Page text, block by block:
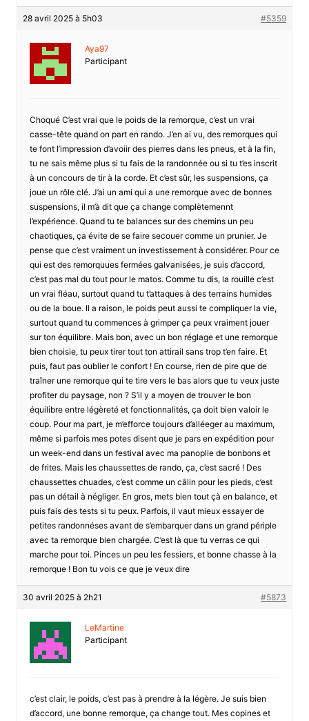
28 avril 2025 à 5h03 #5359
Aya97
Participant
Choqué C’est vrai que le poids de la remorque, c’est un vrai
casse-tête quand on part en rando. J’en ai vu, des remorques qui
te font l’impression d’avoiir des pierres dans les pneus, et à la fin,
tu ne sais même plus si tu fais de la randonnée ou si tu t’es inscrit
à un concours de tir à la corde. Et c’est sûr, les suspensions, ça
joue un rôle clé. J’ai un ami qui a une remorque avec de bonnes
suspensions, il m’à dit que ça change complètemennt
l’expérience. Quand tu te balances sur des chemins un peu
chaotiques, ça évite de se faire secouer comme un prunier. Je
pense que c’est vraiment un investissement à considérer. Pour ce
qui est des remorquues fermées galvanisées, je suis d’accord,
c’est pas mal du tout pour le matos. Comme tu dis, la rouille c’est
un vrai fléau, surtout quand tu t’attaques à des terrains humides
ou de la boue. Il a raison, le poids peut aussi te compliquer la vie,
surtout quand tu commences à grimper ça peux vraiment jouer
sur ton équilibre. Mais bon, avec un bon réglage et une remorque
bien choisie, tu peux tirer tout ton attirail sans trop t’en faire. Et
puis, faut pas oublier le confort ! En course, rien de pire que de
traîner une remorque qui te tire vers le bas alors que tu veux juste
profiter du paysage, non ? S’il y a moyen de trouver le bon
équilibre entre légèreté et fonctionnalités, ça doit bien valoir le
coup. Pour ma part, je m’efforce toujours d’alléeger au maximum,
même si parfois mes potes disent que je pars en expédition pour
un week-end dans un festival avec ma panoplie de bonbons et
de frites. Mais les chaussettes de rando, ça, c’est sacré ! Des
chaussettes chuades, c’est comme un câlin pour les pieds, c’est
pas un détail à négliger. En gros, mets bien tout çà en balance, et
puis fais des tests si tu peux. Parfois, il vaut mieux essayer de
petites randonnéses avant de s’embarquer dans un grand périple
avec ta remorque bien chargée. C’est là que tu verras ce qui
marche pour toi. Pinces un peu les fessiers, et bonne chasse à la
remorque ! Bon tu vois ce que je veux dire
30 avril 2025 à 2h21 #5873
LeMartine
Participant
c’est clair, le poids, c’est pas à prendre à la légère. Je suis bien
d’accord, une bonne remorque, ça change tout. Mes copines et